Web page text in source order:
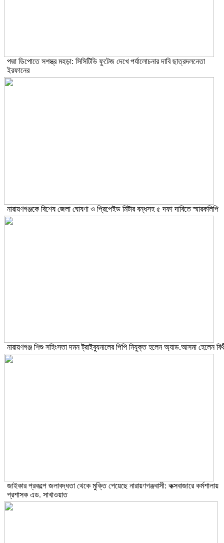
পদ্মা ডিপোতে সশস্ত্র মহড়া: সিসিটিভি ফুটেজ দেখে পর্যালোচনার দাবি ছাত্রদলনেতা
ইরফানের
নারায়ণগঞ্জকে বিশেষ জেলা ঘোষণা ও প্রিপেইড মিটার বন্ধসহ ৫ দফা দাবিতে স্মারকলিপি
নারায়ণগঞ্জ শিশু সহিংসতা দমন ট্রাইব্যুনালের পিপি নিযুক্ত হলেন অ্যাড.আসমা হেলেন
জাইকার প্রকল্পে জলাবদ্ধতা থেকে মুক্তি পেয়েছে নারায়ণগঞ্জবাসী: কক্সবাজারে কর্মশালায়
প্রশাসক এড. সাখাওয়াত